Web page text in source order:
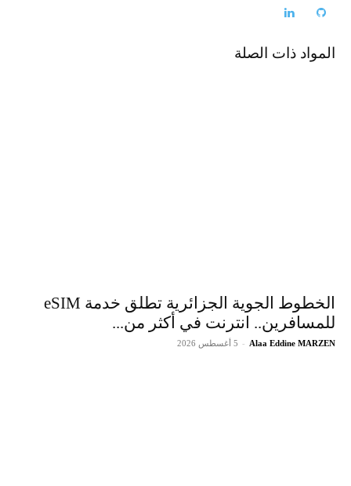
المواد ذات الصلة
الخطوط الجوية الجزائرية تطلق خدمة eSIM
للمسافرين.. انترنت في أكثر من...
Alaa Eddine MARZEN
- 5 أغسطس 2026